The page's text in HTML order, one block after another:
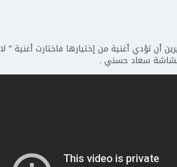
أن تؤدي أغنية من إختيارها فاختارت أغنية ” لا
الشاشة سعاد حسني .